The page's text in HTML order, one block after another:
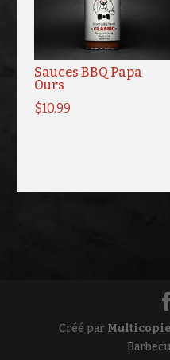
Sauces BBQ Papa
Ours
$10.99
Créé par Multicopie